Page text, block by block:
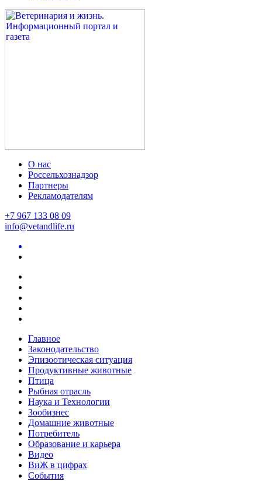
О нас
Россельхознадзор
Партнеры
Рекламодателям
+7 967 133 08 09
info@vetandlife.ru
Главное
Законодательство
Эпизоотическая ситуация
Продуктивные животные
Птица
Рыбная отрасль
Наука и Технологии
Зообизнес
Домашние животные
Потребитель
Образование и карьера
Видео
ВиЖ в цифрах
События